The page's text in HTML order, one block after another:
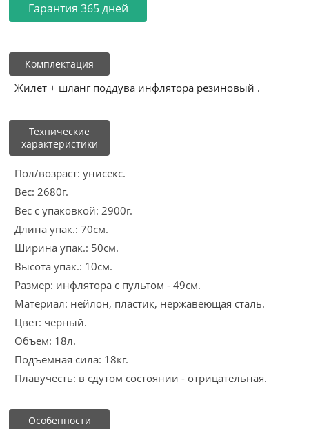
Гарантия 365 дней
Комплектация
Жилет + шланг поддува инфлятора резиновый .
Технические
характеристики
Пол/возраст: унисекс.
Вес: 2680г.
Вес с упаковкой: 2900г.
Длина упак.: 70см.
Ширина упак.: 50см.
Высота упак.: 10см.
Размер: инфлятора с пультом - 49см.
Материал: нейлон, пластик, нержавеющая сталь.
Цвет: черный.
Объем: 18л.
Подъемная сила: 18кг.
Плавучесть: в сдутом состоянии - отрицательная.
Особенности